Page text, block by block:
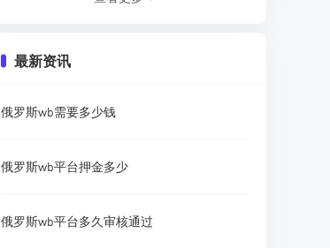
野莓WB俄罗斯电商平台到底是什么平台
最新资讯
俄罗斯wb需要多少钱
俄罗斯wb平台押金多少
俄罗斯wb平台多久审核通过